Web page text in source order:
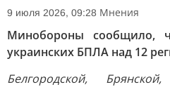
9 июля 2026, 09:28 Мнения
Минобороны сообщило,
украинских БПЛА над 12
Белгородской,